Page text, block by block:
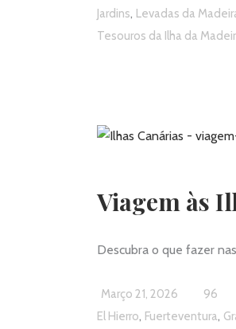
Jardins, Levadas da
Tesouros da Ilha da
Viagem às
Descubra o que fazer
Março 21, 2026 96
El Hierro, Fuerteventura,